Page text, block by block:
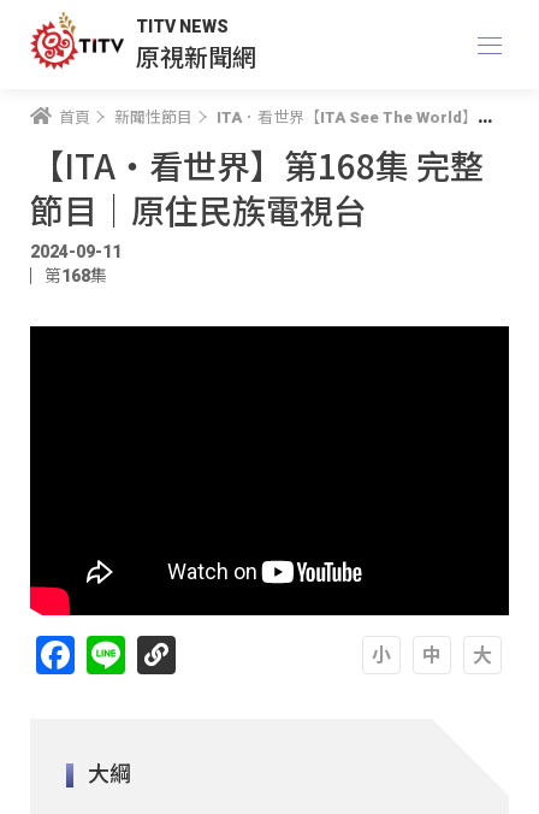
TITV NEWS
原視新聞網
首頁 新聞性節目 ITA．看世界【ITA See The World】
【ITA・看世界】第168集 完整
節目｜原住民族電視台
2024-09-11
第168集
Facebook
Line
大綱